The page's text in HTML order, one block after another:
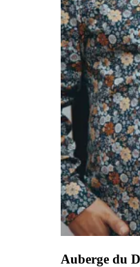
Auberge du